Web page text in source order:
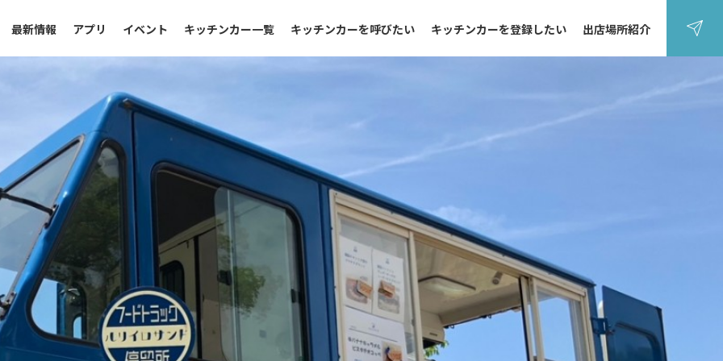
最新情報 アプリ イベント キッチンカー一覧 キッチンカーを呼びたい キッチンカーを登録したい 出店場所紹介